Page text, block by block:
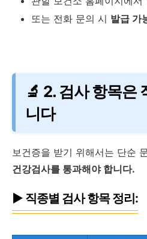
또는 전화 문의 시 발급 가
🔬 2. 검사 항목은
니다
보건증을 받기 위해서는 단순
건강검사를 통과해야 합니다.
▶ 직종별 검사 항목 정리: